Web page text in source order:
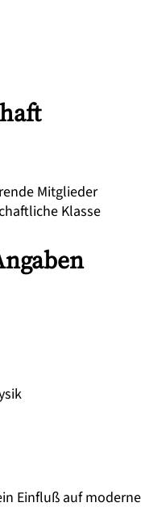
Mitglieder
Klasse
Einfluß auf moderne